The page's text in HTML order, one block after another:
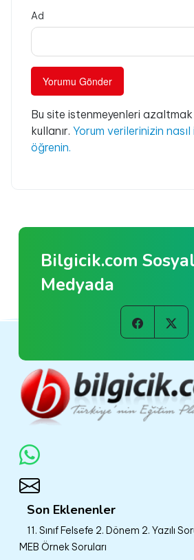
Ad
Bu site istenmeyenleri
kullanır. Yorum verilerinizin
öğrenin.
Bilgicik.com
Medyada
Son Eklenenler
11. Sınıf Felsefe 2. Dönem 2. Yazılı
MEB Örnek Soruları